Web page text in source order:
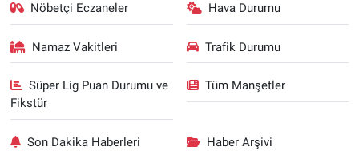
Nöbetçi Eczaneler Hava Durumu
Namaz Vakitleri Trafik Durumu
Süper Lig Puan Durumu ve
Fikstür
Tüm Manşetler
Son Dakika Haberleri Haber Arşivi